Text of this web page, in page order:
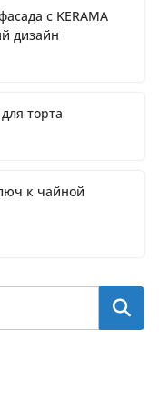
с KERAMA
дизайн
торта
к чайной